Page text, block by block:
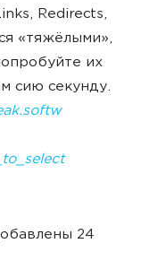
Redirects,
«тяжёлыми»,
их
сию секунду.
24